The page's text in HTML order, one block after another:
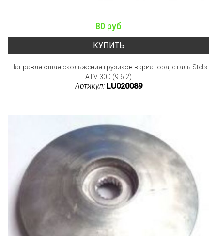
80 руб
КУПИТЬ
Направляющая скольжения грузиков вариатора, сталь Stels
ATV 300 (9.6.2)
Артикул: LU020089